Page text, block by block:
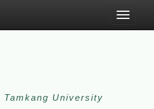
Toggle
Tamkang University